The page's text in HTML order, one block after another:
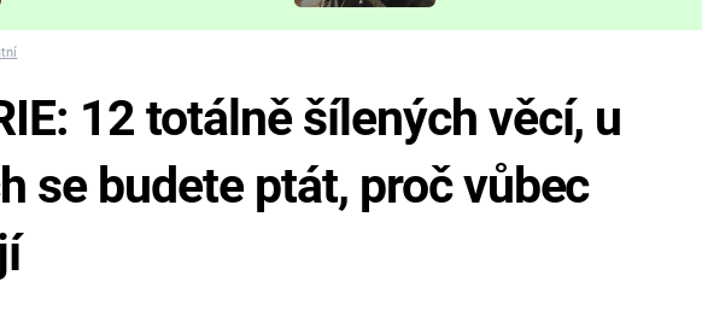
nejvíc zvednou tep?
12 totálně šílených věcí, u
se budete ptát, proč vůbec